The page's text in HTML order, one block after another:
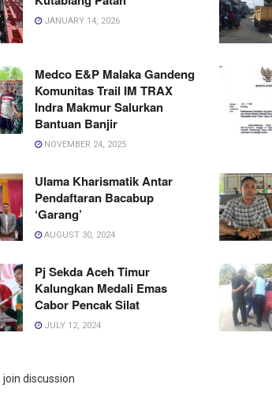
JANUARY 14, 2026
Medco E&P Malaka Gandeng
Komunitas Trail IM TRAX
Indra Makmur Salurkan
Bantuan Banjir
NOVEMBER 24, 2025
Ulama Kharismatik Antar
Pendaftaran Bacabup
‘Garang’
AUGUST 30, 2024
Pj Sekda Aceh Timur
Kalungkan Medali Emas
Cabor Pencak Silat
JULY 12, 2024
join discussion